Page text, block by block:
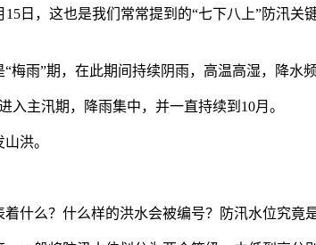
，这也是我们常常提到的“七下八上”防汛关
”期，在此期间持续阴雨，高温高湿，降水
主汛期，降雨集中，并一直持续到10月。
洪。
么？什么样的洪水会被编号？防汛水位究竟是